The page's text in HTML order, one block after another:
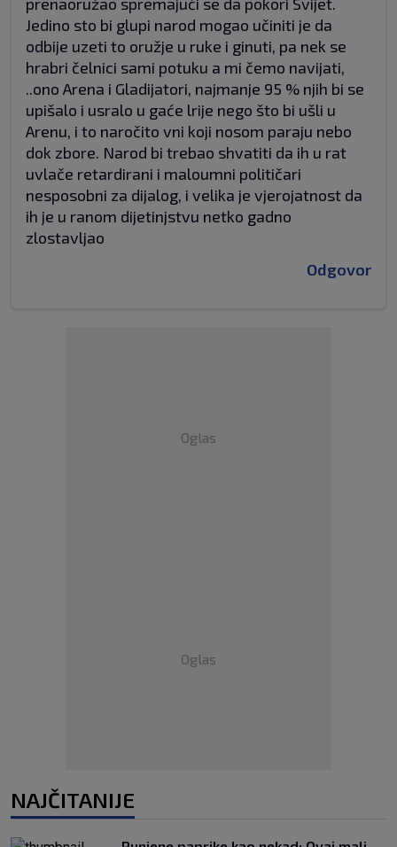
Jedino sto bi glupi narod mogao učiniti je da
odbije uzeti to oružje u ruke i ginuti, pa nek se
hrabri čelnici sami potuku a mi čemo navijati,
..ono Arena i Gladijatori, najmanje 95 % njih bi se
upišalo i usralo u gaće lrije nego što bi ušli u
Arenu, i to naročito vni koji nosom paraju nebo
dok zbore. Narod bi trebao shvatiti da ih u rat
uvlače retardirani i maloumni političari
nesposobni za dijalog, i velika je vjerojatnost da
ih je u ranom dijetinjstvu netko gadno
zlostavljao
Odgovor
Oglas
Oglas
NAJČITANIJE